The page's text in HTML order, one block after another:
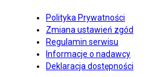
Polityka Prywatności
Zmiana ustawień zgód
Regulamin serwisu
Informacje o nadawcy
Deklaracja dostępności